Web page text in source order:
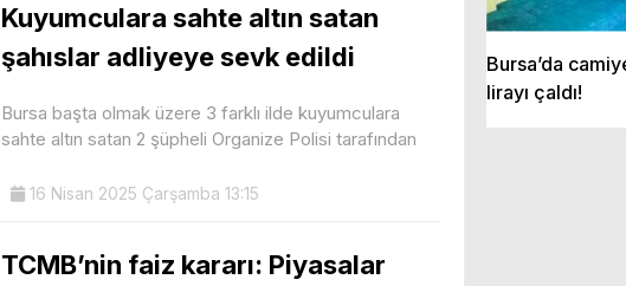
Kuyumculara sahte altın satan
şahıslar adliyeye sevk edildi
Bursa başta olmak üzere 3 farklı ilde kuyumculara
sahte altın satan 2 şüpheli Organize Polisi tarafından
16 Nisan 2025 Çarşamba 13:15
TCMB’nin faiz kararı: Piyasalar
Bursa’da
lirayı çaldı!